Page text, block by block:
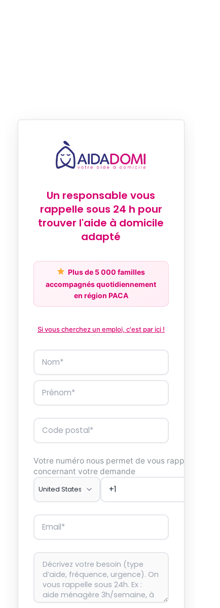
Un responsable vous
rappelle sous 24 h pour
trouver l'aide à domicile
adapté
Plus de 5 000 familles
accompagnés quotidiennement
en région PACA
Si vous cherchez un emploi, c'est par ici !
Votre numéro nous permet de vous rappeler
concernant votre demande